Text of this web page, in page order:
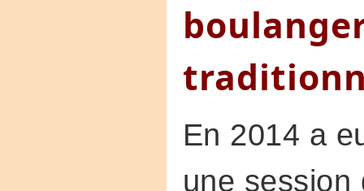
En 2014 a
une session